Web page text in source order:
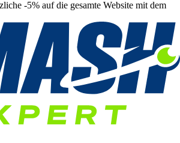
-5% auf die gesamte Website mit dem